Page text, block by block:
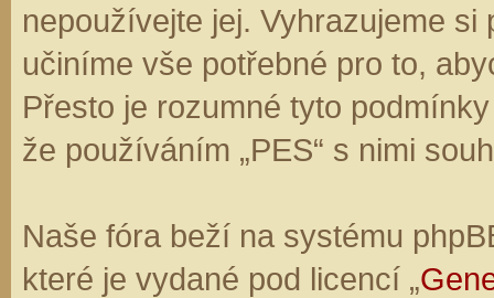
nepoužívejte jej. Vyhrazujeme
učiníme vše potřebné pro to,
Přesto je rozumné tyto
že používáním „PES“ s nimi
Naše fóra beží na systému
které je vydané pod licencí „